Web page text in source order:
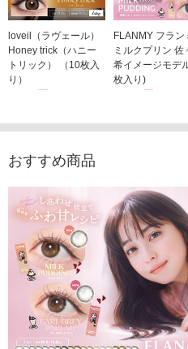
loveil（ラヴェール）
Honey trick（ハニー
トリック） （10枚入
り）
FLANMY フラン
ミルクプリン 佐
希イメージモデ
枚入り)
おすすめ商品